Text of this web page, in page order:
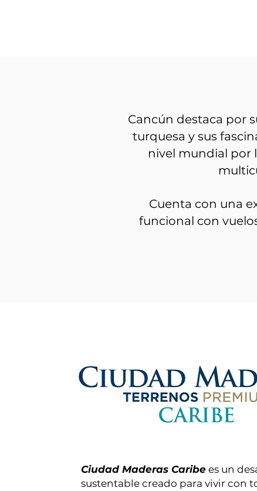
Cancún destaca por
turquesa y sus
nivel mundial por
Cuenta con una
funcional con
Ciudad Maderas Caribe es un
sustentable creado para vivir con